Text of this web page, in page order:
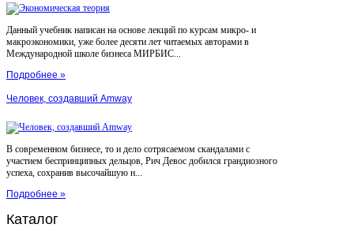
Данный учебник написан на основе лекций по курсам микро- и
макроэкономики, уже более десяти лет читаемых авторами в
Международной школе бизнеса МИРБИС...
Подробнее »
Человек, создавший Amway
В современном бизнесе, то и дело сотрясаемом скандалами с
участием беспринципных дельцов, Рич Девос добился грандиозного
успеха, сохранив высочайшую н...
Подробнее »
Каталог